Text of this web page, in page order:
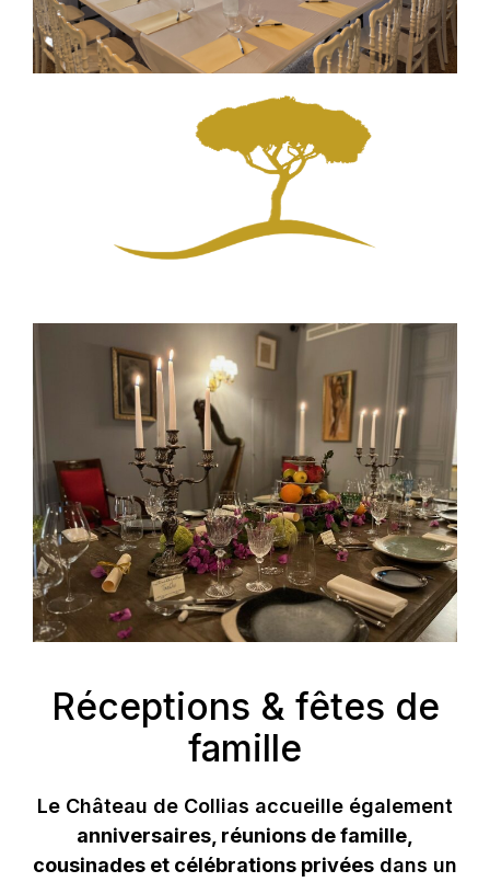
Réceptions & fêtes de
famille
Le Château de Collias accueille également
anniversaires, réunions de famille,
cousinades et célébrations privées dans un